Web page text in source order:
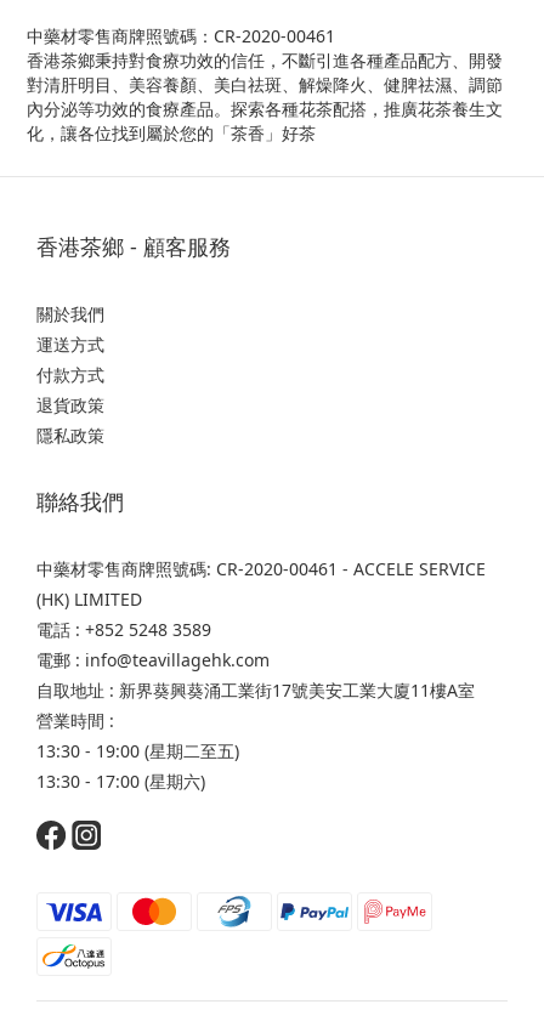
中藥材零售商牌照號碼：CR-2020-00461
香港茶鄉秉持對食療功效的信任，不斷引進各種產品配方、開發
對清肝明目、美容養顏、美白祛斑、解燥降火、健脾祛濕、調節
內分泌等功效的食療產品。探索各種花茶配搭，推廣花茶養生文
化，讓各位找到屬於您的「茶香」好茶
香港茶鄉 - 顧客服務
關於我們
運送方式
付款方式
退貨政策
隱私政策
聯絡我們
中藥材零售商牌照號碼: CR-2020-00461 - ACCELE SERVICE
(HK) LIMITED
電話 : +852 5248 3589
電郵 : info@teavillagehk.com
自取地址 : 新界葵興葵涌工業街17號美安工業大廈11樓A室
營業時間 :
13:30 - 19:00 (星期二至五)
13:30 - 17:00 (星期六)